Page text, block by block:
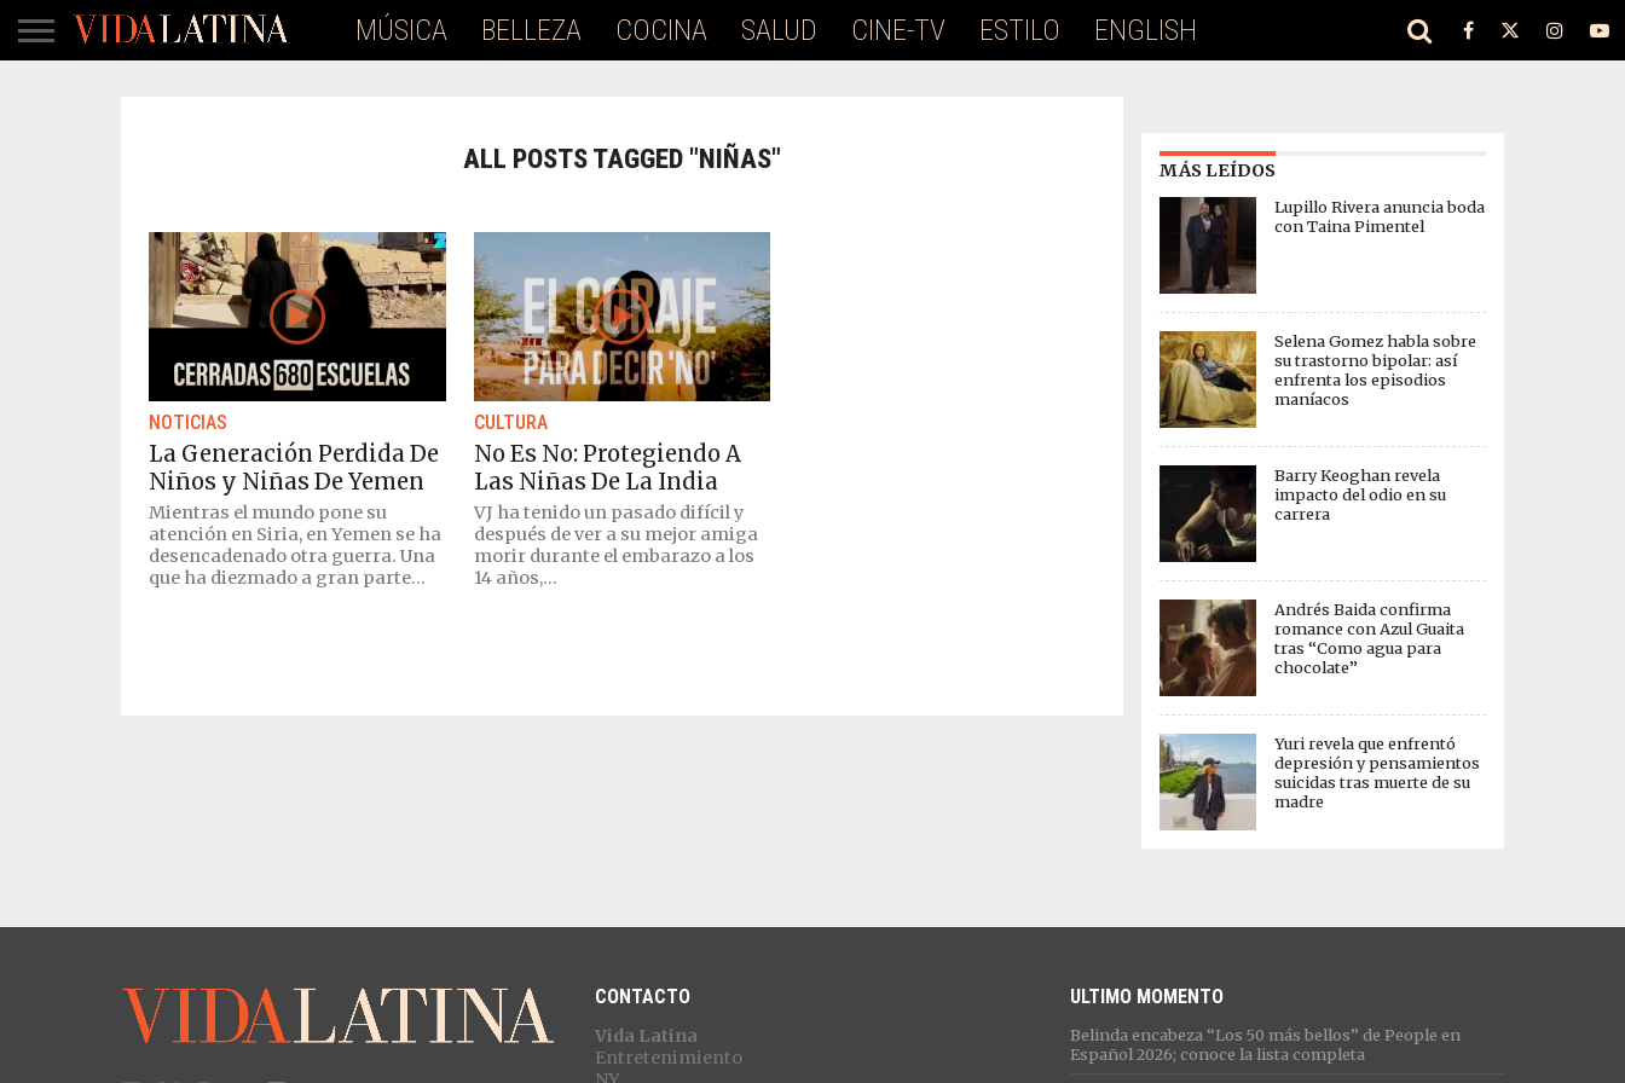
MÚSICA BELLEZA COCINA SALUD CINE-TV ESTILO ENGLISH
ALL POSTS TAGGED "NIÑAS"
NOTICIAS
La Generación Perdida De
Niños y Niñas De Yemen
Mientras el mundo pone su
atención en Siria, en Yemen se ha
desencadenado otra guerra. Una
que ha diezmado a gran parte...
CULTURA
No Es No: Protegiendo A
Las Niñas De La India
VJ ha tenido un pasado difícil y
después de ver a su mejor amiga
morir durante el embarazo a los
14 años,...
MÁS LEÍDOS
Lupillo Rivera anuncia boda
con Taina Pimentel
Selena Gomez habla sobre
su trastorno bipolar: así
enfrenta los episodios
maníacos
Barry Keoghan revela
impacto del odio en su
carrera
Andrés Baida confirma
romance con Azul Guaita
tras “Como agua para
chocolate”
Yuri revela que enfrentó
depresión y pensamientos
suicidas tras muerte de su
madre
CONTACTO
Vida Latina
Entretenimiento
ULTIMO MOMENTO
Belinda encabeza “Los 50 más bellos” de People en
Español 2026; conoce la lista completa